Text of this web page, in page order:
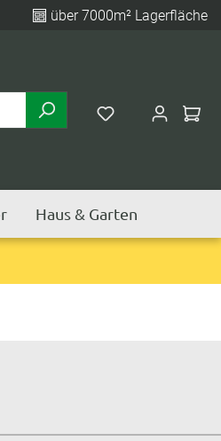
über 7000m² Lagerfläche
Haus & Garten